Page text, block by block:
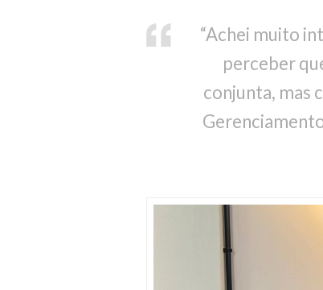
“Achei muito
perceber
conjunta, mas